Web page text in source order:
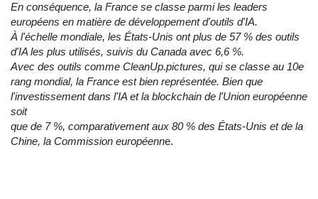
En conséquence, la France se classe parmi les leaders
européens en matière de développement d'outils d'IA.
À l'échelle mondiale, les États-Unis ont plus de 57 % des outils
d'IA les plus utilisés, suivis du Canada avec 6,6 %.
Avec des outils comme CleanUp.pictures, qui se classe au 10e
rang mondial, la France est bien représentée. Bien que
l'investissement dans l'IA et la blockchain de l'Union européenne
soit
que de 7 %, comparativement aux 80 % des États-Unis et de la
Chine, la Commission européenne.